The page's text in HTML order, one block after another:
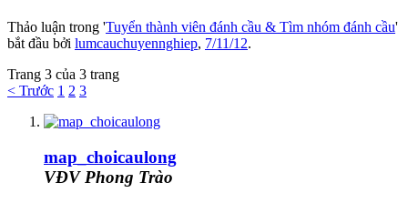
Thảo luận trong 'Tuyển thành viên đánh cầu & Tìm nhóm đánh cầu'
bắt đầu bởi lumcauchuyennghiep, 7/11/12.
Trang 3 của 3 trang
< Trước 1 2 3
map_choicaulong
VĐV Phong Trào